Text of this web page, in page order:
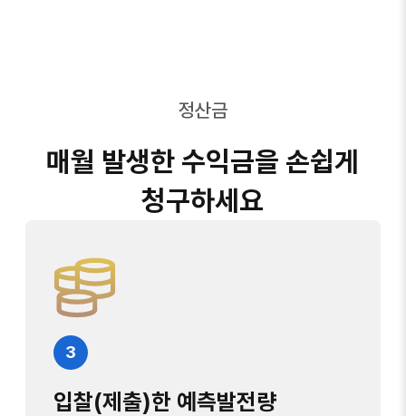
정산금
매월 발생한 수익금을 손쉽게
청구하세요
3
입찰(제출)한 예측발전량